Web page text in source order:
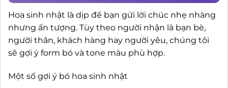
Hoa sinh nhật là dịp để bạn gửi lời chúc nhẹ nhàng
nhưng ấn tượng. Tùy theo người nhận là bạn bè,
người thân, khách hàng hay người yêu, chúng tôi
sẽ gợi ý form bó và tone màu phù hợp.
Một số gợi ý bó hoa sinh nhật